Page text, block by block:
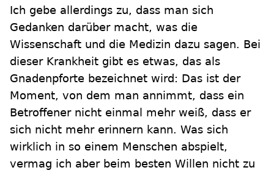
Ich gebe allerdings zu, dass man sich
Gedanken darüber macht, was die
Wissenschaft und die Medizin dazu sagen. Bei
dieser Krankheit gibt es etwas, das als
Gnadenpforte bezeichnet wird: Das ist der
Moment, von dem man annimmt, dass ein
Betroffener nicht einmal mehr weiß, dass er
sich nicht mehr erinnern kann. Was sich
wirklich in so einem Menschen abspielt,
vermag ich aber beim besten Willen nicht zu